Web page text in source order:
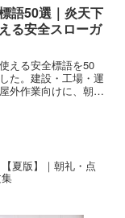
語50選｜炎天下
る安全スローガ
える安全標語を50
た。建設・工場・運
外作業向けに、朝
夏版】｜朝礼・点